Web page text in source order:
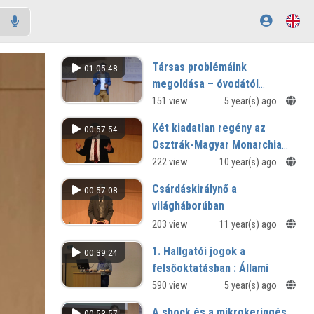
01:05:48
Társas problémáink
megoldása – óvodától
egyetemig
151 view 5 year(s) ago
00:57:54
Két kiadatlan regény az
Osztrák-Magyar Monarchia
utolsó éveiből (Lovik Károly:
Gyula: Egon)
222 view 10 year(s) ago
00:57:08
Csárdáskirálynő a
világháborúban
203 view 11 year(s) ago
00:39:24
1. Hallgatói jogok a
felsőoktatásban : Állami
ösztöndíj
590 view 5 year(s) ago